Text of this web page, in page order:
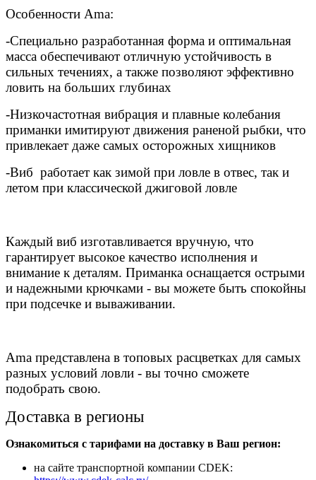
Особенности Ama:
-Специально разработанная форма и оптимальная
масса обеспечивают отличную устойчивость в
сильных течениях, а также позволяют эффективно
ловить на больших глубинах
-Низкочастотная вибрация и плавные колебания
приманки имитируют движения раненой рыбки, что
привлекает даже самых осторожных хищников
-Виб работает как зимой при ловле в отвес, так и
летом при классической джиговой ловле
Каждый виб изготавливается вручную, что
гарантирует высокое качество исполнения и
внимание к деталям. Приманка оснащается острыми
и надежными крючками - вы можете быть спокойны
при подсечке и вываживании.
Ama представлена в топовых расцветках для самых
разных условий ловли - вы точно сможете
подобрать свою.
Доставка в регионы
Ознакомиться с тарифами на доставку в Ваш регион:
на сайте транспортной компании CDEK: